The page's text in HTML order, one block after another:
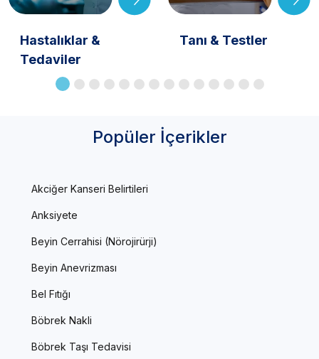
Hastalıklar &
Tedaviler
Tanı & Testler
Popüler İçerikler
Akciğer Kanseri Belirtileri
Anksiyete
Beyin Cerrahisi (Nörojirürji)
Beyin Anevrizması
Bel Fıtığı
Böbrek Nakli
Böbrek Taşı Tedavisi